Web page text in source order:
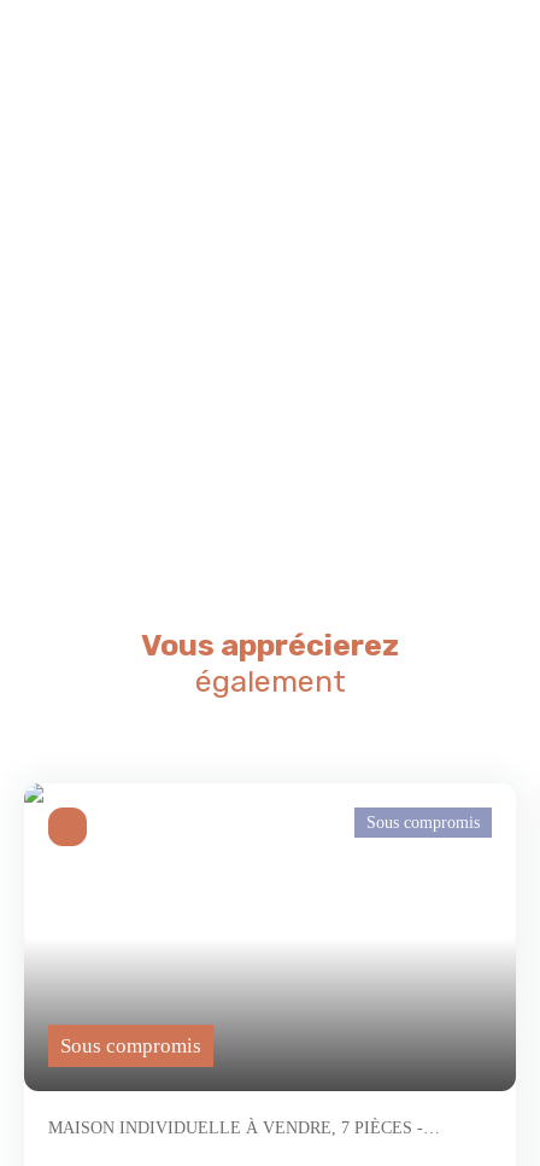
Vous apprécierez
également
Sous compromis
Sous compromis
MAISON INDIVIDUELLE À VENDRE, 7 PIÈCES -